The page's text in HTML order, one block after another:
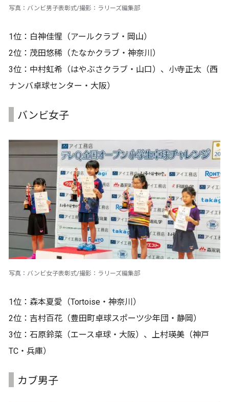
写真：バンビ男子表彰式/撮影：ラリーズ編集部
1位：白神佳惺（アールクラブ・岡山）
2位：茂田悠稀（たなかクラブ・神奈川）
3位：中村虹希（はやぶさクラブ・山口）、小寺正太（西
ナンバ卓球センター・大阪）
バンビ女子
写真：バンビ女子表彰式/撮影：ラリーズ編集部
1位：森本夏愛（Tortoise・神奈川）
2位：吉村百花（豊田町卓球スポーツ少年団・静岡）
3位：石原鈴菜（エース卓球・大阪）、上村瑛美（神戸
TC・兵庫）
カブ男子